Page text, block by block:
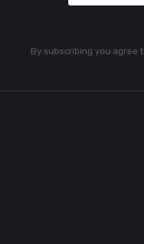
By subscribing you agree